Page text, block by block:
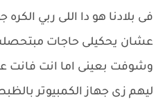
فى بلادنا هو دا اللى ربي
عشان يحكيلى حاجات
وشوفت بعينى اما انت
ليهم زى جهاز الكمبيوتر